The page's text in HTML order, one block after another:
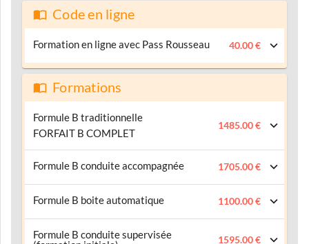
Code en ligne
Formation en ligne avec Pass Rousseau 40.00 €
Formations
Formule B traditionnelle
FORFAIT B COMPLET
1485.00 €
Formule B conduite accompagnée 1705.00 €
Formule B boite automatique 1100.00 €
Formule B conduite supervisée
1595.00 €